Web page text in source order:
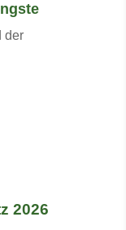
der
2026